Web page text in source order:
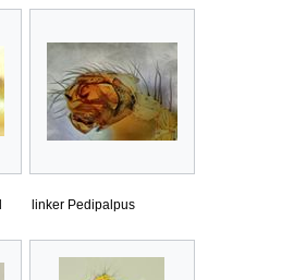
linker Pedipalpus